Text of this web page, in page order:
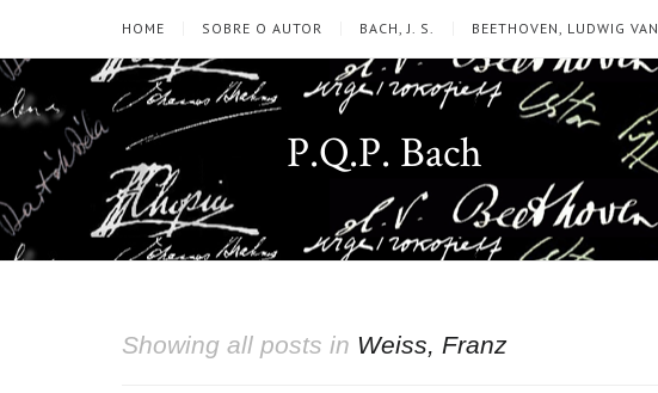
HOME SOBRE O AUTOR BACH, J. S. BEETHOVEN, LUDWIG VAN
P.Q.P. Bach
Showing all posts in Weiss, Franz